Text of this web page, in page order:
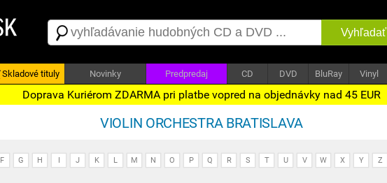
Vyhľadať
Skladové tituly Novinky Predpredaj CD DVD BluRay Vinyl
Doprava Kuriérom ZDARMA pri platbe vopred na objednávky nad 45 EUR
VIOLIN ORCHESTRA BRATISLAVA
F G H I J K L M N O P Q R S T U V W X Y Z